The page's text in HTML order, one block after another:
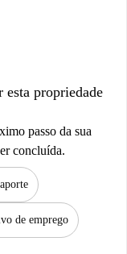
esta propriedade
passo da sua
concluída.
de emprego